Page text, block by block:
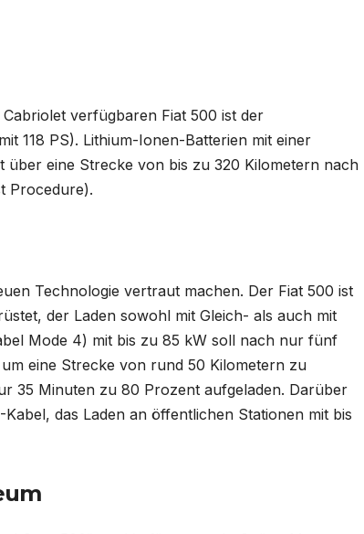
verfügbaren Fiat 500 ist der
118 PS). Lithium-Ionen-Batterien mit einer
über eine Strecke von bis zu 320 Kilometern nach
Procedure).
Technologie vertraut machen. Der Fiat 500 ist
der Laden sowohl mit Gleich- als auch mit
Mode 4) mit bis zu 85 kW soll nach nur fünf
eine Strecke von rund 50 Kilometern zu
35 Minuten zu 80 Prozent aufgeladen. Darüber
das Laden an öffentlichen Stationen mit bis